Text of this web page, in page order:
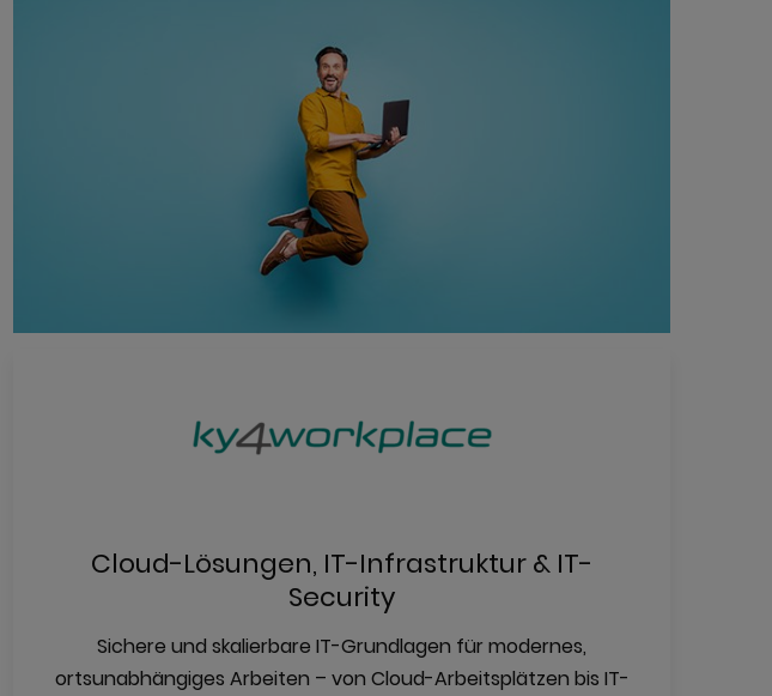
Cloud-Lösungen, IT-Infrastruktur & IT-
Security
Sichere und skalierbare IT-Grundlagen für modernes,
ortsunabhängiges Arbeiten – von Cloud-Arbeitsplätzen bis IT-